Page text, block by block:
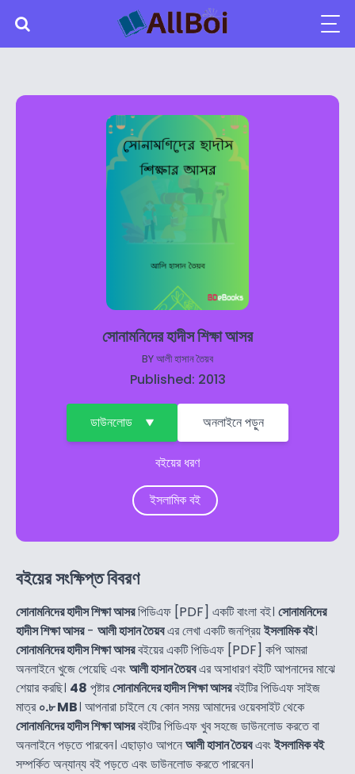
সোনামনিদের হাদীস শিক্ষা আসর
BYআলী হাসান তৈয়ব
Published: 2013
ডাউনলোড অনলাইনে পড়ুন
বইয়ের ধরণ
ইসলামিক বই
বইয়ের সংক্ষিপ্ত বিবরণ
সোনামনিদের হাদীস শিক্ষা আসরপিডিএফ [PDF] একটি বাংলা বই। সোনামনিদের
হাদীস শিক্ষা আসর- আলী হাসান তৈয়বএর লেখা একটি জনপ্রিয়ইসলামিক বই।
সোনামনিদের হাদীস শিক্ষা আসরবইয়ের একটি পিডিএফ [PDF] কপি আমরা
অনলাইনে খুজে পেয়েছি এবংআলী হাসান তৈয়বএর অসাধারণ বইটি আপনাদের মাঝে
শেয়ার করছি। 48 পৃষ্টারসোনামনিদের হাদীস শিক্ষা আসরবইটির পিডিএফ সাইজ
মাত্র০.৮ MB। আপনারা চাইলে যে কোন সময় আমাদের ওয়েবসাইট থেকে
সোনামনিদের হাদীস শিক্ষা আসরবইটির পিডিএফ খুব সহজে ডাউনলোড করতে বা
অনলাইনে পড়তে পারবেন। এছাড়াও আপনেআলী হাসান তৈয়বএবংইসলামিক বই
সম্পর্কিত অন্যান্য বই পড়তে এবং ডাউনলোড করতে পারবেন।